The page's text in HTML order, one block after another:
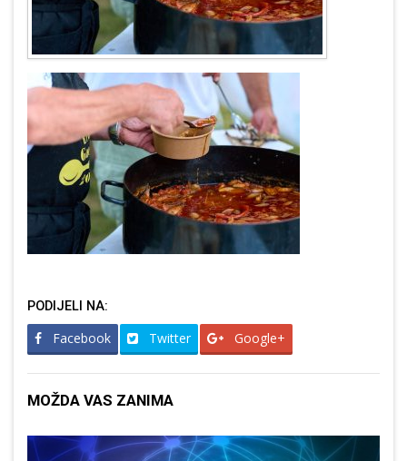
PODIJELI NA:
Facebook Twitter Google+
MOŽDA VAS ZANIMA